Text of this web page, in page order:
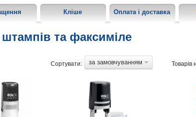
Кліше Оплата і доставка
та факсиміле
Товарів
за замовчуванням
Сортувати: